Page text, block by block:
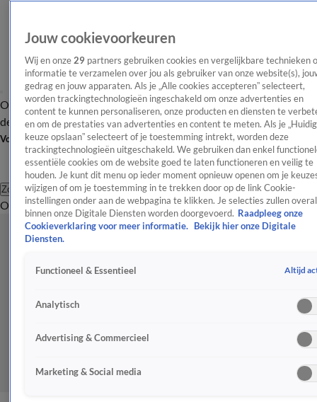
OverzichtAfleveringen Entertainment TV Algemeen
Tip
de redactieNieuwsbrief
Volg Shownieuws
Zoeken
OverzichtEntertainmentSpraakmakendRealityCrimeVideo's
Jouw cookievoorkeuren
Wij en onze 29 partners gebruiken cookies en vergelijkbare technieken
informatie te verzamelen over jou als gebruiker van onze website(s),
gedrag en jouw apparaten. Als je „Alle cookies accepteren” selecteert,
worden trackingtechnologieën ingeschakeld om onze advertenties en
content te kunnen personaliseren, onze producten en diensten te
en om de prestaties van advertenties en content te meten. Als je
keuze opslaan” selecteert of je toestemming intrekt, worden deze
trackingtechnologieën uitgeschakeld. We gebruiken dan enkel
essentiële cookies om de website goed te laten functioneren en veilig te
houden. Je kunt dit menu op ieder moment opnieuw openen om je
wijzigen of om je toestemming in te trekken door op de link Cookie-
instellingen onder aan de webpagina te klikken. Je selecties zullen overal
binnen onze Digitale Diensten worden doorgevoerd. Raadpleeg onze
Cookieverklaring voor meer informatie.
Bekijk hier onze Digitale
Diensten.
Functioneel & Essentieel Altijd
Analytisch
Advertising & Commercieel
Marketing & Social media